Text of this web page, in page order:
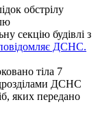
обстрілу
секцію будівлі з
ДСНС.
тіла 7
ДСНС
яких передано